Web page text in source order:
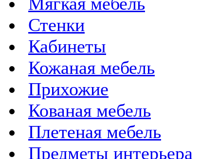
Стенки
Кабинеты
Кожаная мебель
Прихожие
Кованая мебель
Плетеная мебель
Предметы интерьера